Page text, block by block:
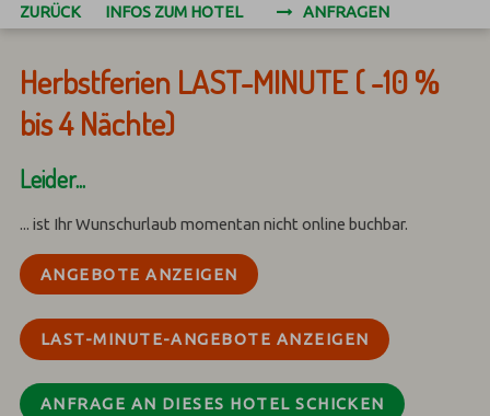
ZURÜCK INFOS ZUM HOTEL ANFRAGEN
Herbstferien LAST-MINUTE ( -10 %
bis 4 Nächte)
Leider...
... ist Ihr Wunschurlaub momentan nicht online buchbar.
ANGEBOTE ANZEIGEN
LAST-MINUTE-ANGEBOTE ANZEIGEN
ANFRAGE AN DIESES HOTEL SCHICKEN